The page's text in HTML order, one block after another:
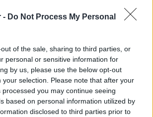
- Do Not Process My Personal
of the sale, sharing to third parties, or
personal or sensitive information for
by us, please use the below opt-out
your selection. Please note that after your
you may continue seeing
based on personal information utilized by
disclosed to third parties prior to